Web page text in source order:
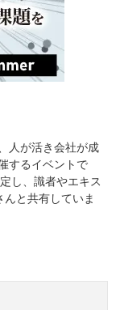
人が活き会社が成
するイベントで
し、識者やエキス
と共有していま